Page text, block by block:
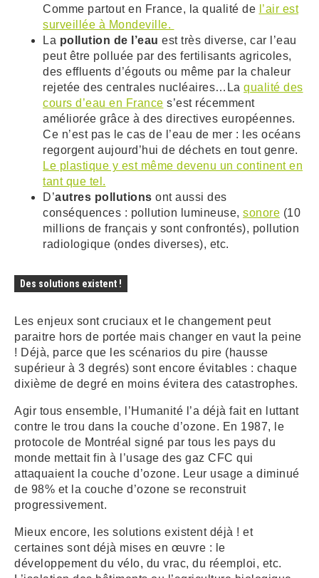
Comme partout en France, la qualité de l’air est
surveillée à Mondeville.
La pollution de l’eau est très diverse, car l’eau
peut être polluée par des fertilisants agricoles,
des effluents d’égouts ou même par la chaleur
rejetée des centrales nucléaires…La qualité des
cours d’eau en France s’est récemment
améliorée grâce à des directives européennes.
Ce n’est pas le cas de l’eau de mer : les océans
regorgent aujourd’hui de déchets en tout genre.
Le plastique y est même devenu un continent en
tant que tel.
D’autres pollutions ont aussi des
conséquences : pollution lumineuse, sonore (10
millions de français y sont confrontés), pollution
radiologique (ondes diverses), etc.
Des solutions existent !
Les enjeux sont cruciaux et le changement peut
paraitre hors de portée mais changer en vaut la peine
! Déjà, parce que les scénarios du pire (hausse
supérieur à 3 degrés) sont encore évitables : chaque
dixième de degré en moins évitera des catastrophes.
Agir tous ensemble, l’Humanité l’a déjà fait en luttant
contre le trou dans la couche d’ozone. En 1987, le
protocole de Montréal signé par tous les pays du
monde mettait fin à l’usage des gaz CFC qui
attaquaient la couche d’ozone. Leur usage a diminué
de 98% et la couche d’ozone se reconstruit
progressivement.
Mieux encore, les solutions existent déjà ! et
certaines sont déjà mises en œuvre : le
développement du vélo, du vrac, du réemploi, etc.